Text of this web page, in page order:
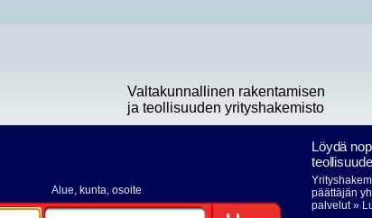
Valtakunnallinen rakentamisen
ja teollisuuden yrityshakemisto
Alue, kunta, osoite
Löydä
päättäjän
palvelut»